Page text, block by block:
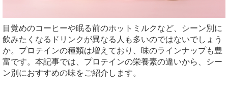
目覚めのコーヒーや眠る前のホットミルクなど、シーン別に
飲みたくなるドリンクが異なる人も多いのではないでしょう
か。プロテインの種類は増えており、味のラインナップも豊
富です。本記事では、プロテインの栄養素の違いから、シー
ン別におすすめの味をご紹介します。